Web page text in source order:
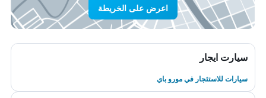
اعرض على الخريطة
سيارت ايجار
سيارات للاستئجار في مورو باي